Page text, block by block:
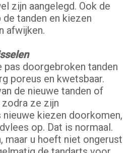
zijn aangelegd. Ook de
tanden en kiezen
afwijken.
pas doorgebroken tanden
poreus en kwetsbaar.
de nieuwe tanden of
ze zijn
kiezen doorkomen,
op. Dat is normaal.
maar u hoeft niet ongerust